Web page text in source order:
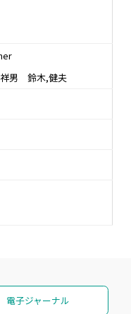
男 鈴木,健夫
電子ジャーナル